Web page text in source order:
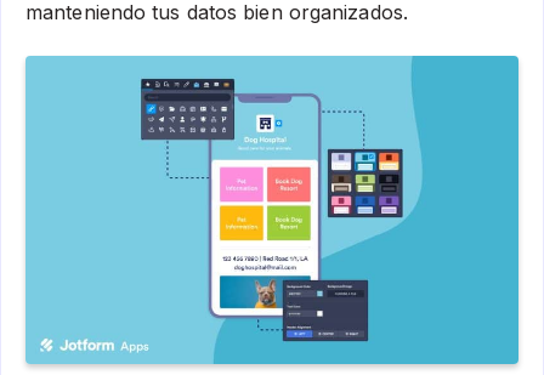
manteniendo tus datos bien organizados.